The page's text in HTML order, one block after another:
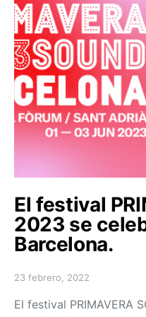
El festival
2023 se
Barcelona.
Posted on
23 febrero, 2022
El festival PRIMAVERA